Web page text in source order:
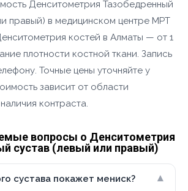
Денситометрия Тазобедренный
правый) в медицинском центре МРТ
костей в Алматы — от 1
плотности костной ткани. Запись
Точные цены уточняйте у
зависит от области
контраста.
вопросы о Денситометрия
сустав (левый или правый)
сустава покажет мениск? ▾